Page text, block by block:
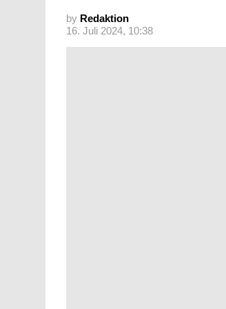
by Redaktion
16. Juli 2024, 10:38